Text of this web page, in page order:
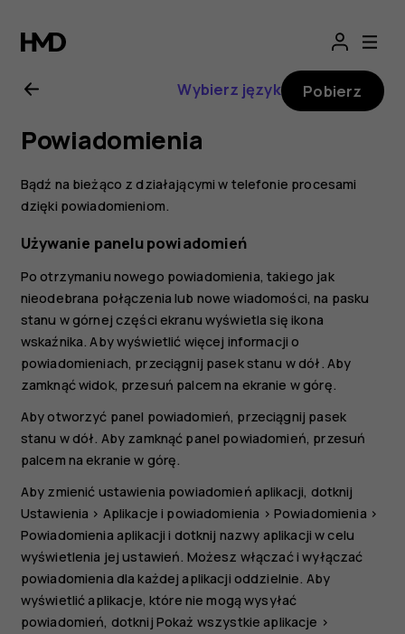
Nokia
2.1
—
instrukcja
obsługi
Wybierz język Pobierz
Powiadomienia
Bądź na bieżąco z działającymi w telefonie procesami
dzięki powiadomieniom.
Używanie panelu powiadomień
Po otrzymaniu nowego powiadomienia, takiego jak
nieodebrana połączenia lub nowe wiadomości, na pasku
stanu w górnej części ekranu wyświetla się ikona
wskaźnika. Aby wyświetlić więcej informacji o
powiadomieniach, przeciągnij pasek stanu w dół. Aby
zamknąć widok, przesuń palcem na ekranie w górę.
Aby otworzyć panel powiadomień, przeciągnij pasek
stanu w dół. Aby zamknąć panel powiadomień, przesuń
palcem na ekranie w górę.
Aby zmienić ustawienia powiadomień aplikacji, dotknij
Ustawienia > Aplikacje i powiadomienia > Powiadomienia >
Powiadomienia aplikacji i dotknij nazwy aplikacji w celu
wyświetlenia jej ustawień. Możesz włączać i wyłączać
powiadomienia dla każdej aplikacji oddzielnie. Aby
wyświetlić aplikacje, które nie mogą wysyłać
powiadomień, dotknij Pokaż wszystkie aplikacje >